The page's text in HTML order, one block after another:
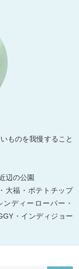
ものを我慢すること
辺の公園
大福・ポテトチップ
ディーローパー・
・インディジョー